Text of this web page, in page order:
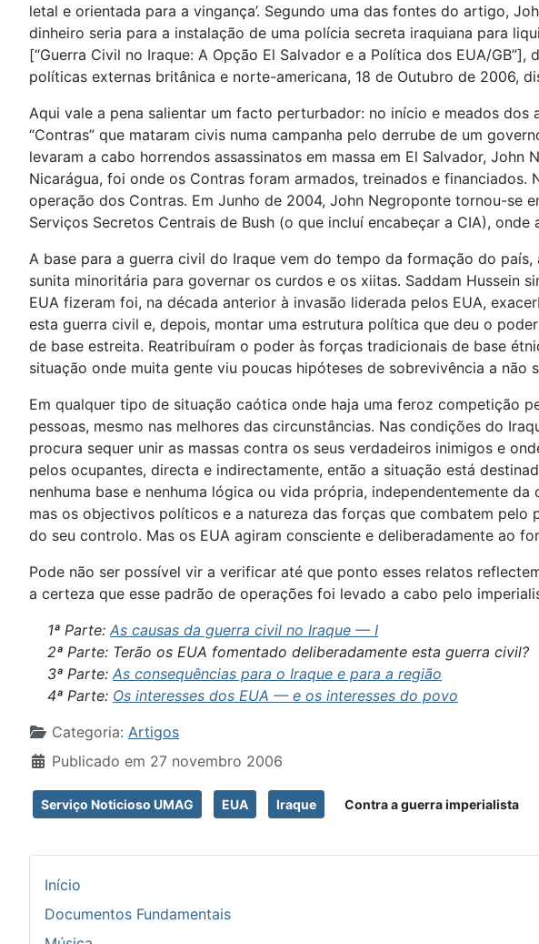
letal e orientada para a vingança’. Segundo uma das fontes do artigo,
dinheiro seria para a instalação de uma polícia secreta iraquiana para
[“Guerra Civil no Iraque: A Opção El Salvador e a Política dos EUA/
políticas externas britânica e norte-americana, 18 de Outubro de 2006,
Aqui vale a pena salientar um facto perturbador: no início e meados
“Contras” que mataram civis numa campanha pelo derrube de um
levaram a cabo horrendos assassinatos em massa em El Salvador,
Nicarágua, foi onde os Contras foram armados, treinados e
operação dos Contras. Em Junho de 2004, John Negroponte tornou-se
Serviços Secretos Centrais de Bush (o que incluí encabeçar a CIA), onde
A base para a guerra civil do Iraque vem do tempo da formação do
sunita minoritária para governar os curdos e os xiitas. Saddam Hussein
EUA fizeram foi, na década anterior à invasão liderada pelos EUA,
esta guerra civil e, depois, montar uma estrutura política que deu o
de base estreita. Reatribuíram o poder às forças tradicionais de base
situação onde muita gente viu poucas hipóteses de sobrevivência a não
Em qualquer tipo de situação caótica onde haja uma feroz competição
pessoas, mesmo nas melhores das circunstâncias. Nas condições do
procura sequer unir as massas contra os seus verdadeiros inimigos e
pelos ocupantes, directa e indirectamente, então a situação está
nenhuma base e nenhuma lógica ou vida própria, independentemente
mas os objectivos políticos e a natureza das forças que combatem
do seu controlo. Mas os EUA agiram consciente e deliberadamente ao
Pode não ser possível vir a verificar até que ponto esses relatos
a certeza que esse padrão de operações foi levado a cabo pelo
1ª Parte: As causas da guerra civil no Iraque — I
2ª Parte: Terão os EUA fomentado deliberadamente esta guerra civil?
3ª Parte: As consequências para o Iraque e para a região
4ª Parte: Os interesses dos EUA — e os interesses do povo
Detalhes
Categoria: Artigos
Publicado em 27 novembro 2006
Serviço Noticioso UMAG EUA Iraque Contra a guerra imperialista
Início
Documentos Fundamentais